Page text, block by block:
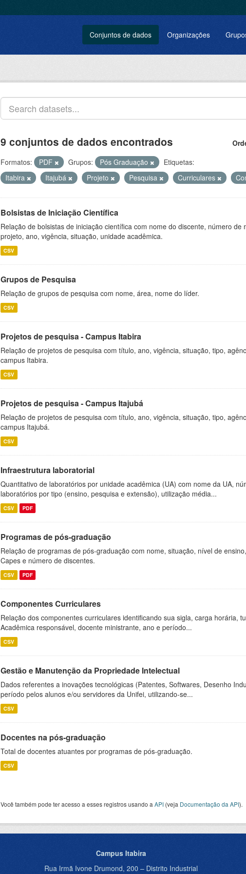
Conjuntos de dados Organizações
9 conjuntos de dados encontrados
Formatos: PDF Grupos: Pós Graduação
Etiquetas:
Itabira
Itajubá Projeto Pesquisa Curriculares
Bolsistas de Iniciação Científica
Relação de bolsistas de iniciação científica com nome do discente, número
projeto, ano, vigência, situação, unidade acadêmica.
CSV
Grupos de Pesquisa
Relação de grupos de pesquisa com nome, área, nome do líder.
CSV
Projetos de pesquisa - Campus Itabira
Relação de projetos de pesquisa com título, ano, vigência, situação, tipo,
campus Itabira.
CSV
Projetos de pesquisa - Campus Itajubá
Relação de projetos de pesquisa com título, ano, vigência, situação, tipo,
campus Itajubá.
CSV
Infraestrutura laboratorial
Quantitativo de laboratórios por unidade acadêmica (UA) com nome da UA,
laboratórios por tipo (ensino, pesquisa e extensão), utilização média...
CSV PDF
Programas de pós-graduação
Relação de programas de pós-graduação com nome, situação, nível de
Capes e número de discentes.
CSV PDF
Componentes Curriculares
Relação dos componentes curriculares identificando sua sigla, carga horária,
Acadêmica responsável, docente ministrante, ano e período...
CSV
Gestão e Manutenção da Propriedade Intelectual
Dados referentes a inovações tecnológicas (Patentes, Softwares, Desenho
período pelos alunos e/ou servidores da Unifei, utilizando-se...
CSV
Docentes na pós-graduação
Total de docentes atuantes por programas de pós-graduação.
CSV
Você também pode ter acesso a esses registros usando a API (veja Documentação da API).
Campus Itabira
Rua Irmã Ivone Drumond, 200 – Distrito Industrial